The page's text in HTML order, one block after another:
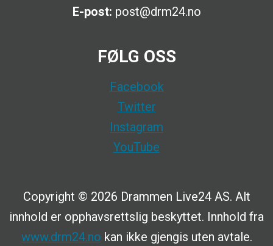
E-post: post@drm24.no
FØLG OSS
Facebook
Twitter
Instagram
YouTube
Copyright © 2026 Drammen Live24 AS. Alt
innhold er opphavsrettslig beskyttet. Innhold fra
www.drm24.no kan ikke gjengis uten avtale.